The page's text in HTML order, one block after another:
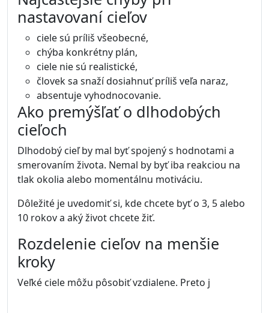
nastavovaní cieľov
ciele sú príliš všeobecné,
chýba konkrétny plán,
ciele nie sú realistické,
človek sa snaží dosiahnuť príliš veľa naraz,
absentuje vyhodnocovanie.
Ako premýšľať o dlhodobých
cieľoch
Dlhodobý cieľ by mal byť spojený s hodnotami a
smerovaním života. Nemal by byť iba reakciou na
tlak okolia alebo momentálnu motiváciu.
Dôležité je uvedomiť si, kde chcete byť o 3, 5 alebo
10 rokov a aký život chcete žiť.
Rozdelenie cieľov na menšie
kroky
Veľké ciele môžu pôsobiť vzdialene. Preto j